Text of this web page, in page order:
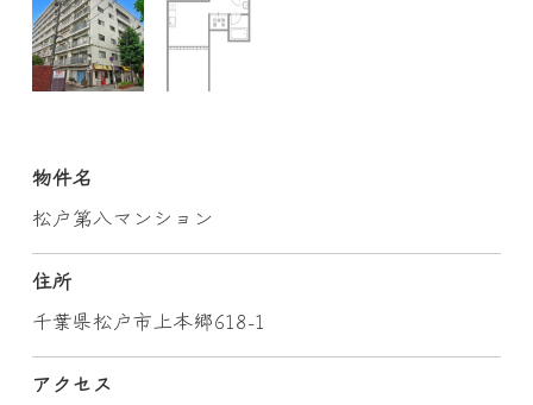
物件名
松戸第八マンション
住所
千葉県松戸市上本郷618-1
アクセス